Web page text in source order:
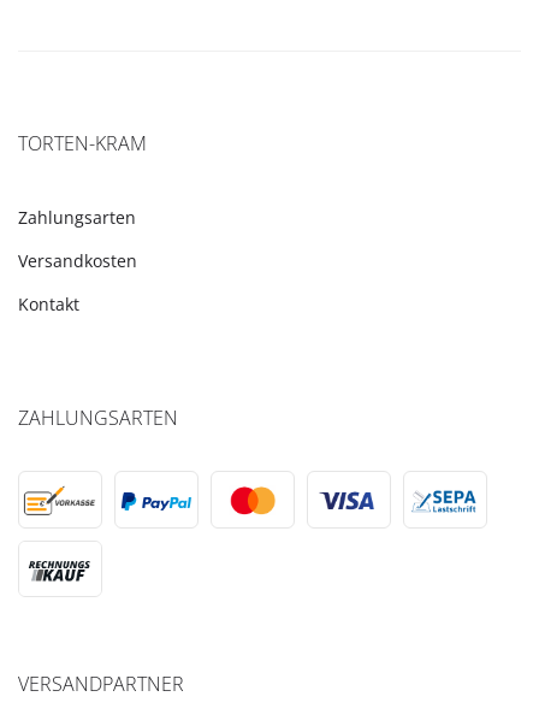
TORTEN-KRAM
Zahlungsarten
Versandkosten
Kontakt
ZAHLUNGSARTEN
VERSANDPARTNER